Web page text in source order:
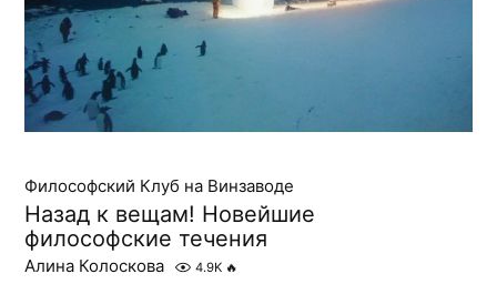
Философский Клуб на Винзаводе
Назад к вещам! Новейшие
философские течения
Алина Колоскова 4.9K 🔥